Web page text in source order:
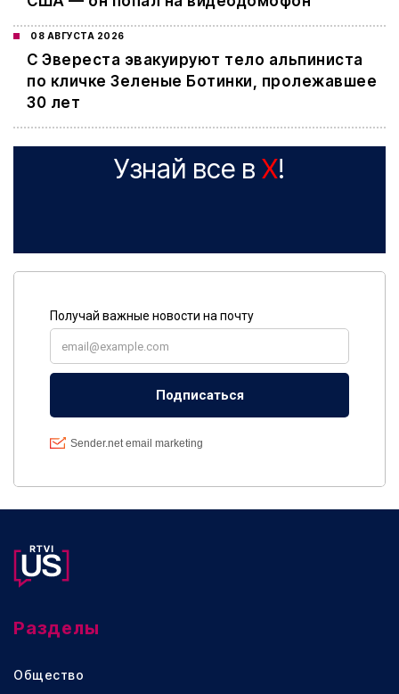
08 АВГУСТА 2026
С Эвереста эвакуируют тело альпиниста
по кличке Зеленые Ботинки, пролежавшее
30 лет
Узнай все в X!
Разделы
Общество